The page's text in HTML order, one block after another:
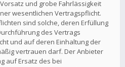
und grobe Fahrlässigkeit
wesentlichen Vertragspflicht.
sind solche, deren Erfüllung
des Vertrags
und auf deren Einhaltung der
vertrauen darf. Der Anbieter
auf Ersatz des bei